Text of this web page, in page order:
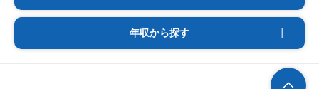
年収から探す